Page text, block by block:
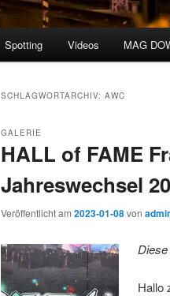
Spotting Videos MAG
SCHLAGWORTARCHIV: AWC
HALL of FAME
Jahreswechsel
GALERIE
Veröffentlicht am 2023-01-08von
Hallo